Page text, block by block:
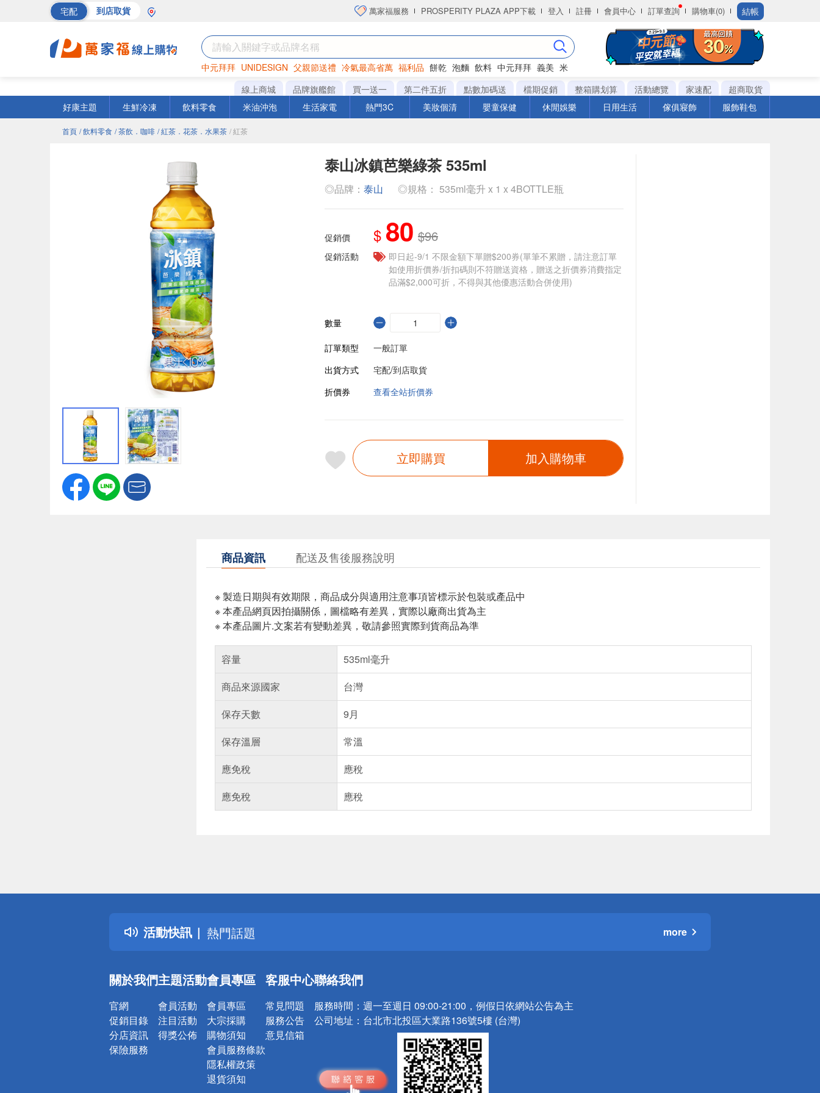
宅配 到店取貨 萬家福服務 PROSPERITY PLAZA APP下載 登入 註冊 會員中心 訂單查詢 購物車(0) 結帳
中元拜拜 UNIDESIGN 父親節送禮 冷氣最高省萬 福利品 餅乾 泡麵 飲料 中元拜拜 義美 米
罐頭 海苔 洋芋片
線上商城 品牌旗艦館 買一送一 第二件五折 點數加碼送 檔期促銷 整箱購划算 活動總覽 家速配
超商取貨
好康主題
生鮮冷凍 飲料零食 米油沖泡 生活家電 熱門3C 美妝個清 嬰童保健 休閒娛樂 日用生活 傢俱寢飾 服飾鞋包
首頁 / 飲料零食 / 茶飲．咖啡 / 紅茶．花茶．水果茶 / 紅茶
泰山冰鎮芭樂綠茶 535ml
◎品牌： 泰山 ◎規格： 535ml毫升 x 1 x 4BOTTLE瓶
促銷價 $ 80 $96
促銷活動
即日起-9/1 不限金額下單贈$200券(單筆不累贈，請注意訂單
如使用折價券/折扣碼則不符贈送資格，贈送之折價券消費指定
品滿$2,000可折，不得與其他優惠活動合併使用)
數量
訂單類型
一般訂單
出貨方式
宅配/到店取貨
折價券
查看全站折價券
立即購買 加入購物車
商品資訊 配送及售後服務說明
※ 製造日期與有效期限，商品成分與適用注意事項皆標示於包裝或產品中
※ 本產品網頁因拍攝關係，圖檔略有差異，實際以廠商出貨為主
※ 本產品圖片.文案若有變動差異，敬請參照實際到貨商品為準
容量
535ml毫升
商品來源國家
台灣
保存天數
9月
保存溫層
常溫
應免稅
應稅
應免稅
應稅
活動快訊
詐騙網頁！請小心！
得獎公告
熱門話題
銀行優惠
詐騙網頁！請小心！
more
關於我們
官網
促銷目錄
分店資訊
保險服務
主題活動
會員活動
注目活動
得獎公佈
會員專區
會員專區
大宗採購
購物須知
會員服務條款
隱私權政策
退貨須知
客服中心
常見問題
服務公告
意見信箱
聯絡我們
服務時間： 週一至週日 09:00-21:00，例假日依網站公告為主
公司地址： 台北市北投區大業路136號5樓 (台灣)